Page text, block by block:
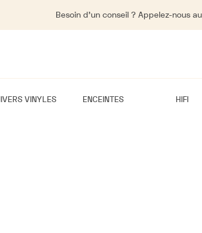
Besoin d'un conseil ? Appelez-nous
VINYLES ENCEINTES HIFI